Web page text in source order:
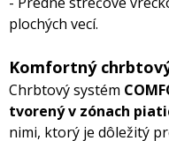
plochých vecí.
Komfortný
Chrbtový systém
tvorený v zónach
nimi, ktorý je dôležitý